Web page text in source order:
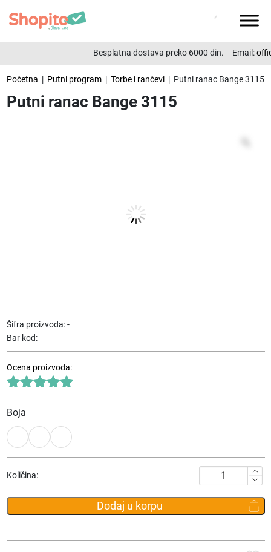
Besplatna dostava preko 6000 din. Email:
Početna | Putni program| Torbe i rančevi| Putni ranac Bange 3115
Putni ranac Bange 3115
Bar kod:
Šifra proizvoda:-
Ocena proizvoda:
Ocenjeno
sa
od 5
Boja
Količina:
ranac
Bange
Dodaj u korpu